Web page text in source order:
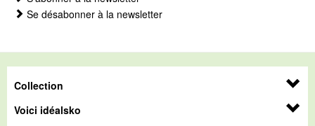
Se désabonner à la newsletter
Collection
Voici idéalsko